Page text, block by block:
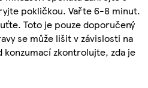
pokličkou. Vařte 6-8 minut.
Toto je pouze doporučený
se může lišit v závislosti na
zkontrolujte, zda je